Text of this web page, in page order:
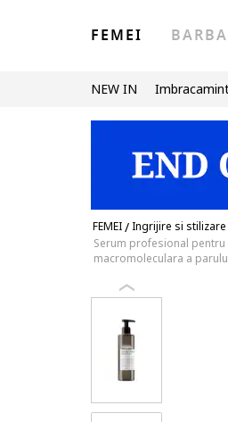
FEMEI
NEW IN
FEMEI/Ingrijire si
Serum profesional
macromoleculara a